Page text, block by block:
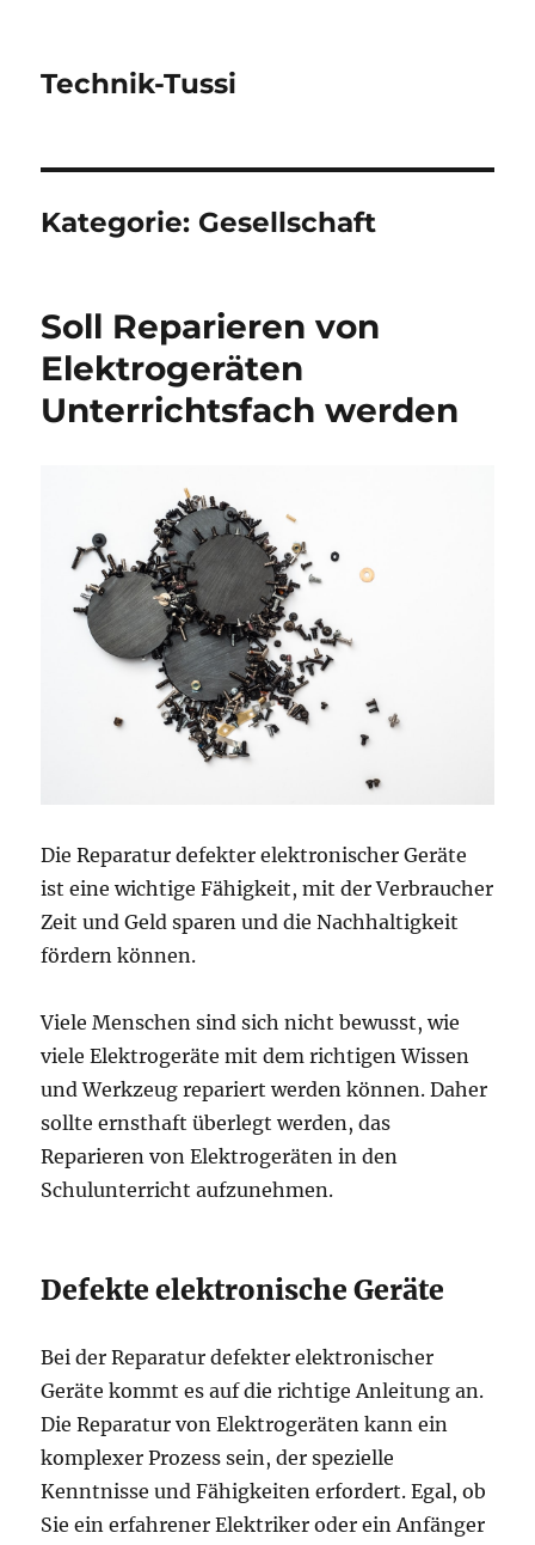
Technik-Tussi
Kategorie: Gesellschaft
Soll Reparieren von
Elektrogeräten
Unterrichtsfach werden
Die Reparatur defekter elektronischer Geräte
ist eine wichtige Fähigkeit, mit der Verbraucher
Zeit und Geld sparen und die Nachhaltigkeit
fördern können.
Viele Menschen sind sich nicht bewusst, wie
viele Elektrogeräte mit dem richtigen Wissen
und Werkzeug repariert werden können. Daher
sollte ernsthaft überlegt werden, das
Reparieren von Elektrogeräten in den
Schulunterricht aufzunehmen.
Defekte elektronische Geräte
Bei der Reparatur defekter elektronischer
Geräte kommt es auf die richtige Anleitung an.
Die Reparatur von Elektrogeräten kann ein
komplexer Prozess sein, der spezielle
Kenntnisse und Fähigkeiten erfordert. Egal, ob
Sie ein erfahrener Elektriker oder ein Anfänger